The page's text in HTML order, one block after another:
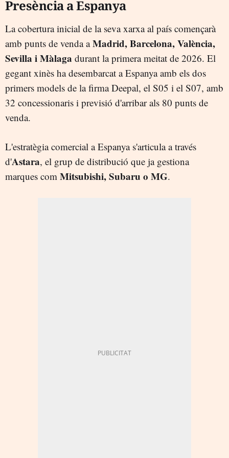
Presència a Espanya
La cobertura inicial de la seva xarxa al país començarà
amb punts de venda aMadrid, Barcelona, València,
Sevilla i Màlaga durant la primera meitat de 2026. El
gegant xinès ha desembarcat a Espanya amb els dos
primers models de la firma Deepal, el S05 i el S07, amb
32 concessionaris i previsió d'arribar als 80 punts de
venda.
L'estratègia comercial a Espanya s'articula a través
d'Astara, el grup de distribució que ja gestiona
marques com Mitsubishi, Subaru o MG.